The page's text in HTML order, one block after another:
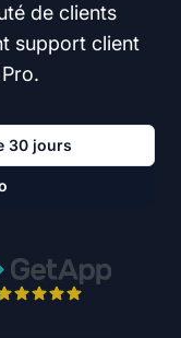
de clients
support client
30 jours